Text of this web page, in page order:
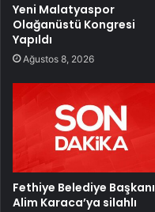
Yeni Malatyaspor
Olağanüstü Kongresi
Yapıldı
Ağustos 8, 2026
Fethiye Belediye Başkanı
Alim Karaca’ya silahlı